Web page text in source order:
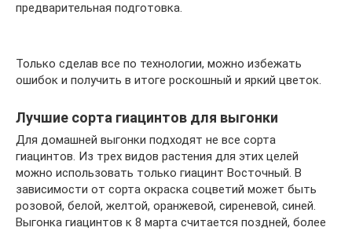
предварительная подготовка.
Только сделав все по технологии, можно избежать
ошибок и получить в итоге роскошный и яркий цветок.
Лучшие сорта гиацинтов для выгонки
Для домашней выгонки подходят не все сорта
гиацинтов. Из трех видов растения для этих целей
можно использовать только гиацинт Восточный. В
зависимости от сорта окраска соцветий может быть
розовой, белой, желтой, оранжевой, сиреневой, синей.
Выгонка гиацинтов к 8 марта считается поздней, более